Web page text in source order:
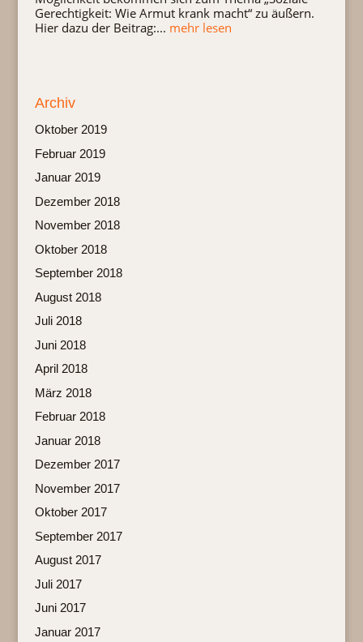
Gerechtigkeit: Wie Armut krank macht“ zu äußern.
Hier dazu der Beitrag:... mehr lesen
Archiv
Oktober 2019
Februar 2019
Januar 2019
Dezember 2018
November 2018
Oktober 2018
September 2018
August 2018
Juli 2018
Juni 2018
April 2018
März 2018
Februar 2018
Januar 2018
Dezember 2017
November 2017
Oktober 2017
September 2017
August 2017
Juli 2017
Juni 2017
Januar 2017